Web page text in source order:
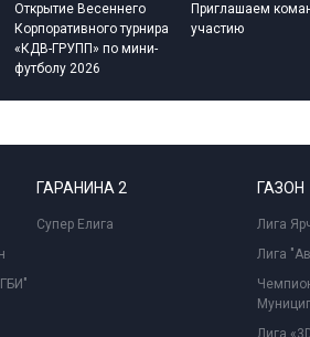
Открытие Весеннего
Корпоративного турнира
«КДВ-ГРУПП» по мини-
футболу 2026
Приглашаем
участию
ГАРАНИНА 2
Супер Елига
ГАЗОН
Лига
Лига
Лига